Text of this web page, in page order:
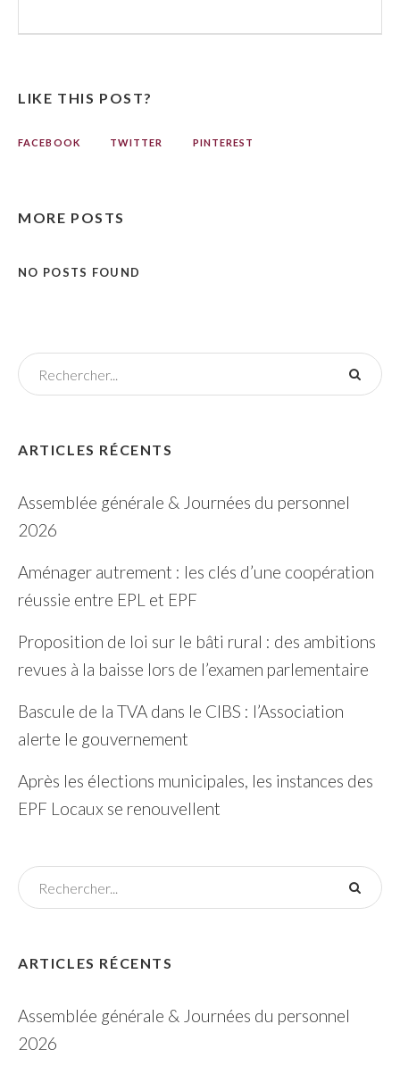
LIKE THIS POST?
FACEBOOK TWITTER PINTEREST
MORE POSTS
NO POSTS FOUND
ARTICLES RÉCENTS
Assemblée générale & Journées du personnel
2026
Aménager autrement : les clés d’une coopération
réussie entre EPL et EPF
Proposition de loi sur le bâti rural : des ambitions
revues à la baisse lors de l’examen parlementaire
Bascule de la TVA dans le CIBS : l’Association
alerte le gouvernement
Après les élections municipales, les instances des
EPF Locaux se renouvellent
ARTICLES RÉCENTS
Assemblée générale & Journées du personnel
2026